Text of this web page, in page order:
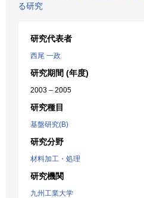
る研究
研究代表者
西尾 一政
研究期間 (年度)
2003 – 2005
研究種目
基盤研究(B)
研究分野
材料加工・処理
研究機関
九州工業大学